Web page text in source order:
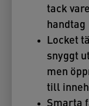
tack
handtag
Locket
snyggt
men
till
Smarta